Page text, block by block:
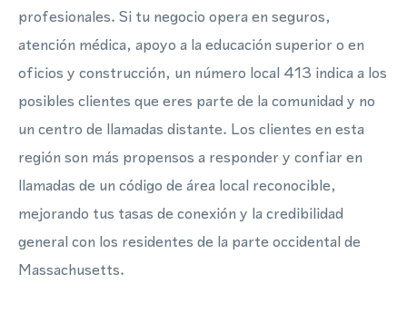
profesionales. Si tu negocio opera en seguros,
atención médica, apoyo a la educación superior o en
oficios y construcción, un número local 413 indica a los
posibles clientes que eres parte de la comunidad y no
un centro de llamadas distante. Los clientes en esta
región son más propensos a responder y confiar en
llamadas de un código de área local reconocible,
mejorando tus tasas de conexión y la credibilidad
general con los residentes de la parte occidental de
Massachusetts.